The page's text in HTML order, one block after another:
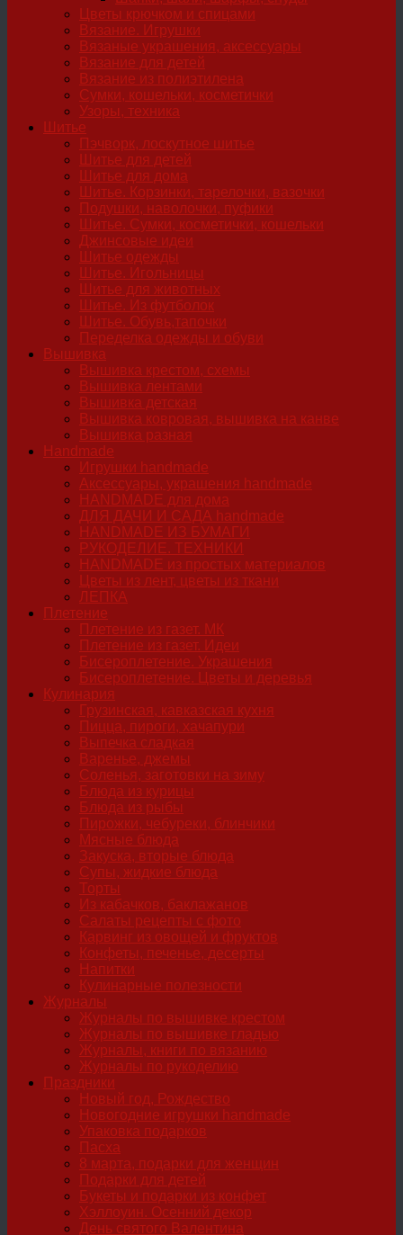
Цветы крючком и спицами
Вязание. Игрушки
Вязаные украшения, аксессуары
Вязание для детей
Вязание из полиэтилена
Сумки, кошельки, косметички
Узоры, техника
Шитье
Пэчворк, лоскутное шитье
Шитье для детей
Шитье для дома
Шитье. Корзинки, тарелочки, вазочки
Подушки, наволочки, пуфики
Шитье. Сумки, косметички, кошельки
Джинсовые идеи
Шитье одежды
Шитье. Игольницы
Шитье для животных
Шитье. Из футболок
Шитье. Обувь,тапочки
Переделка одежды и обуви
Вышивка
Вышивка крестом, схемы
Вышивка лентами
Вышивка детская
Вышивка ковровая, вышивка на канве
Вышивка разная
Handmade
Игрушки handmade
Аксессуары, украшения handmade
HANDMADE для дома
ДЛЯ ДАЧИ И САДА handmade
HANDMADE ИЗ БУМАГИ
РУКОДЕЛИЕ. ТЕХНИКИ
HANDMADE из простых материалов
Цветы из лент, цветы из ткани
ЛЕПКА
Плетение
Плетение из газет. МК
Плетение из газет. Идеи
Бисероплетение. Украшения
Бисероплетение. Цветы и деревья
Кулинария
Грузинская, кавказская кухня
Пицца, пироги, хачапури
Выпечка сладкая
Варенье, джемы
Соленья, заготовки на зиму
Блюда из курицы
Блюда из рыбы
Пирожки, чебуреки, блинчики
Мясные блюда
Закуска, вторые блюда
Супы, жидкие блюда
Торты
Из кабачков, баклажанов
Салаты рецепты с фото
Карвинг из овощей и фруктов
Конфеты, печенье, десерты
Напитки
Кулинарные полезности
Журналы
Журналы по вышивке крестом
Журналы по вышивке гладью
Журналы, книги по вязанию
Журналы по рукоделию
Праздники
Новый год, Рождество
Новогодние игрушки handmade
Упаковка подарков
Пасха
8 марта, подарки для женщин
Подарки для детей
Букеты и подарки из конфет
Хэллоуин. Осенний декор
День святого Валентина